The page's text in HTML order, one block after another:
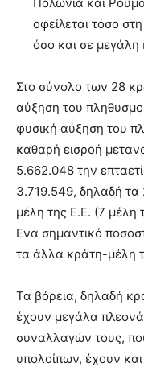
οφείλεται τόσο
όσο και σε
Στο σύνολο των 28
αύξηση του
φυσική αύξηση του
καθαρή εισροή
5.662.048 την
3.719.549, δηλαδή τα
μέλη της Ε.Ε. (7 μέλη
Ενα σημαντικό
τα άλλα κράτη-μέλη
Τα βόρεια, δηλαδή
έχουν μεγάλα
συναλλαγών τους,
υπολοίπων, έχουν